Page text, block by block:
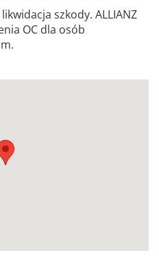
szkody. ALLIANZ
OC dla osób